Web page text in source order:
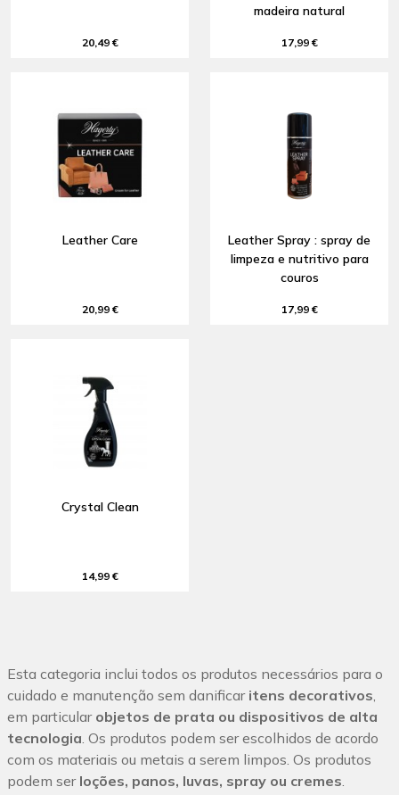
20,49 €
madeira natural
17,99 €
Leather Care
20,99 €
Leather Spray : spray de
limpeza e nutritivo para
couros
17,99 €
Crystal Clean
14,99 €
Esta categoria inclui todos os produtos necessários para o
cuidado e manutenção sem danificar itens decorativos
em particular objetos de prata ou dispositivos de alta
tecnologia Os produtos podem ser escolhidos de acordo
com os materiais ou metais a serem limpos. Os produtos
podem ser loções, panos, luvas, spray ou cremes